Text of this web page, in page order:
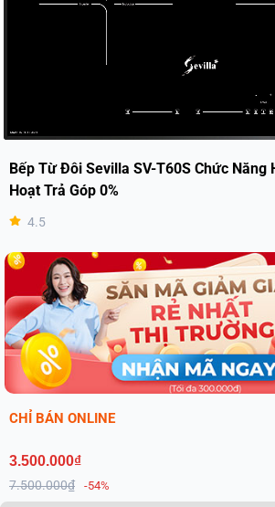
Bếp Từ Đôi Sevilla SV-T60S Chức Năng
Hoạt Trả Góp 0%
4.5
CHỈ BÁN ONLINE
3.500.000₫
7.500.000₫ -54%